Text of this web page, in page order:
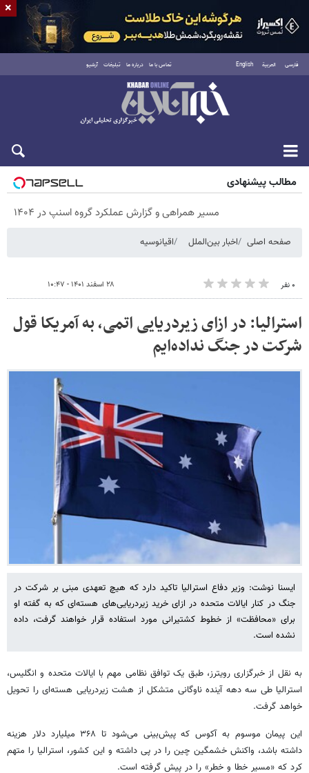
فارسی العربية English تماس با ما درباره ما تبلیغات آرشیو
پنجشنبه ۱۵ مرداد ۱۴۰۵
مطالب پیشنهادی
مسیر همراهی و گزارش عملکرد گروه اسنپ در ۱۴۰۴
صفحه اصلی اخبار بین‌الملل اقیانوسیه
۰ نفر ۲۸ اسفند ۱۴۰۱ - ۱۰:۴۷
استرالیا: در ازای زیردریایی اتمی، به آمریکا قول
شرکت در جنگ نداده‌ایم
ایسنا نوشت: وزیر دفاع استرالیا تاکید دارد که هیچ تعهدی مبنی بر شرکت در
جنگ در کنار ایالات متحده در ازای خرید زیردریایی‌های هسته‌ای که به گفته او
برای «محافظت» از خطوط کشتیرانی مورد استفاده قرار خواهند گرفت، داده
نشده است.
به نقل از خبرگزاری رویترز، طبق یک توافق نظامی مهم با ایالات متحده و انگلیس،
استرالیا طی سه دهه آینده ناوگانی متشکل از هشت زیردریایی هسته‌ای را تحویل
خواهد گرفت.
این پیمان موسوم به آکوس که پیش‌بینی می‌شود تا ۳۶۸ میلیارد دلار هزینه
داشته باشد، واکنش خشمگین چین را در پی داشته و این کشور، استرالیا را متهم
کرد که «مسیر خطا و خطر» را در پیش گرفته است.
×